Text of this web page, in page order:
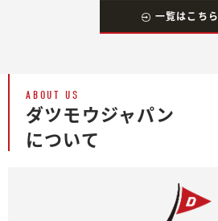
一覧はこちら
ABOUT US
ダツモウジャパン
について